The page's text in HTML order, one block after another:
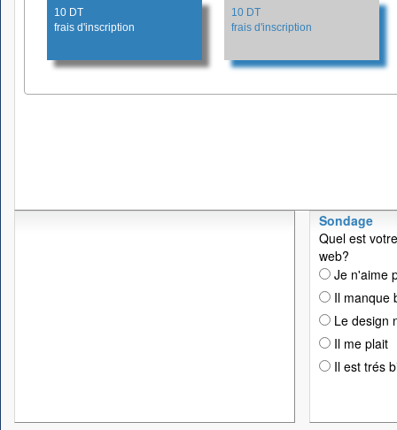
10 DT
frais d'inscription
10 DT
frais d'inscription
Sondage
Quel est
web?
Je n'aime
Il manque
Le design
Il me plait
Il est trés